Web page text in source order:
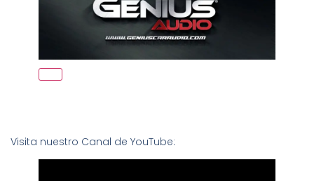
Visita nuestro Canal de YouTube: